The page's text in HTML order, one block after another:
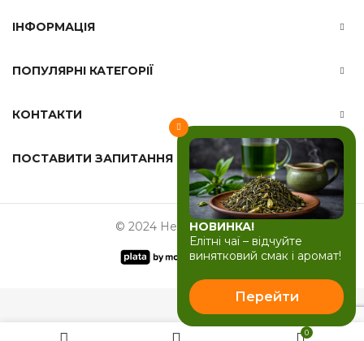
ІНФОРМАЦІЯ
ПОПУЛЯРНІ КАТЕГОРІЇ
КОНТАКТИ
ПОСТАВИТИ ЗАПИТАННЯ
© 2024 Herbals-ua.com
0
НОВИНКА!
Елітні чаї – відчуйте
винятковий смак і аромат!
Перейти